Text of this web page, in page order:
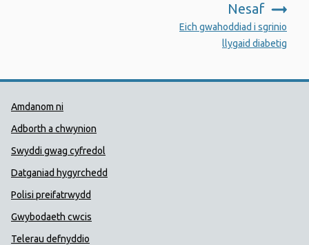
Nesaf
Eich gwahoddiad i sgrinio
llygaid diabetig
Dolenni Cymorth Iechyd
Amdanom ni
Adborth a chwynion
Swyddi gwag cyfredol
Datganiad hygyrchedd
Polisi preifatrwydd
Gwybodaeth cwcis
Telerau defnyddio